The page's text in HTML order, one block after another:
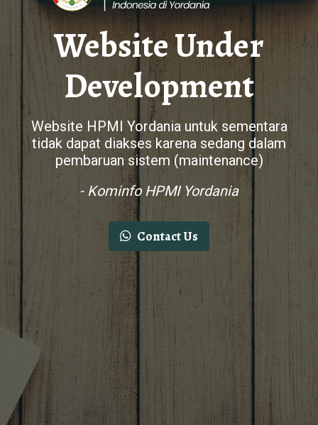
Website Under
Development
Website HPMI Yordania untuk sementara
tidak dapat diakses karena sedang dalam
pembaruan sistem (maintenance)
- Kominfo HPMI Yordania
Contact Us